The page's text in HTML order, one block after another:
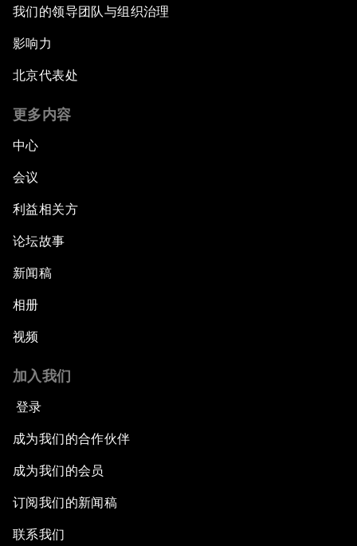
我们的领导团队与组织治理
影响力
北京代表处
更多内容
中心
会议
利益相关方
论坛故事
新闻稿
相册
视频
加入我们
登录
成为我们的合作伙伴
成为我们的会员
订阅我们的新闻稿
联系我们